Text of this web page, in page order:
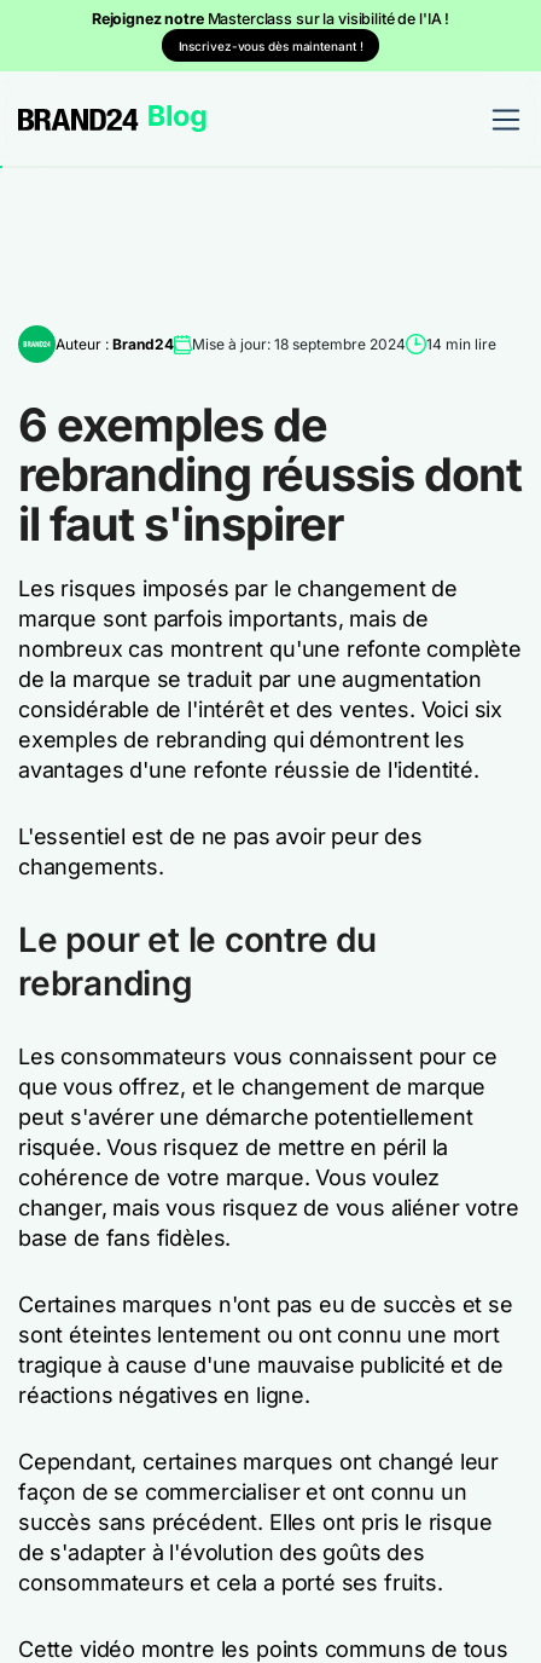
Rejoignez notre Masterclass sur la visibilité de l'IA !
Inscrivez-vous dès maintenant !
Auteur : Brand24 Mise à jour: 18 septembre 2024 14 min lire
6 exemples de
rebranding réussis dont
il faut s'inspirer
Les risques imposés par le changement de
marque sont parfois importants, mais de
nombreux cas montrent qu'une refonte complète
de la marque se traduit par une augmentation
considérable de l'intérêt et des ventes. Voici six
exemples de rebranding qui démontrent les
avantages d'une refonte réussie de l'identité.
L'essentiel est de ne pas avoir peur des
changements.
Le pour et le contre du
rebranding
Les consommateurs vous connaissent pour ce
que vous offrez, et le changement de marque
peut s'avérer une démarche potentiellement
risquée. Vous risquez de mettre en péril la
cohérence de votre marque. Vous voulez
changer, mais vous risquez de vous aliéner votre
base de fans fidèles.
Certaines marques n'ont pas eu de succès et se
sont éteintes lentement ou ont connu une mort
tragique à cause d'une mauvaise publicité et de
réactions négatives en ligne.
Cependant, certaines marques ont changé leur
façon de se commercialiser et ont connu un
succès sans précédent. Elles ont pris le risque
de s'adapter à l'évolution des goûts des
consommateurs et cela a porté ses fruits.
Cette vidéo montre les points communs de tous